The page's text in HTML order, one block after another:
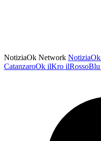
NotiziaOk Network NotiziaOk
CatanzaroOk ilKro ilRossoBlu